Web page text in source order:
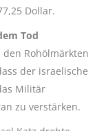
Dollar.
Tod
Rohölmärkten
der israelische
Militär
zu verstärken.